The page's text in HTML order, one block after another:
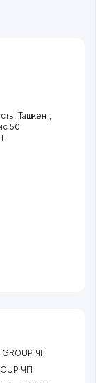
, Ташкент,
50
GROUP ЧП
ЧП